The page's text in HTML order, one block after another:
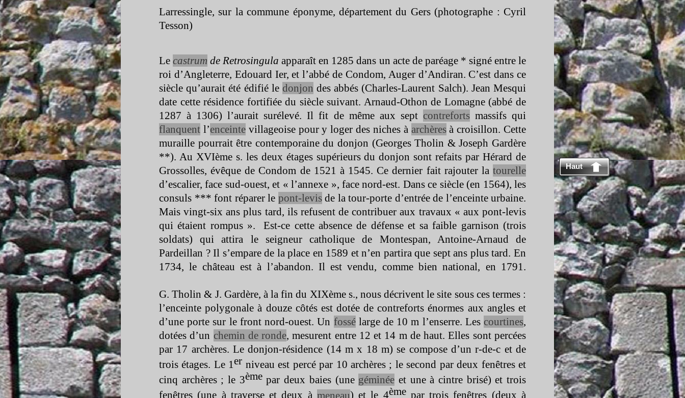
Haut
Larressingle, sur la commune éponyme, département du Gers (photographe : Cyril
Tesson)
Lecastrum de Retrosingula apparaît en 1285 dans un acte de paréage * signé entre le
roi d’Angleterre, Edouard Ier, et l’abbé de Condom, Auger d’Andiran. C’est dans ce
siècle qu’aurait été édifié le donjon des abbés (Charles-Laurent Salch). Jean Mesqui
date cette résidence fortifiée du siècle suivant. Arnaud-Othon de Lomagne (abbé de
1287 à 1306) l’aurait surélevé. Il fit de même aux sept contrefortsmassifs qui
flanquent l’enceintevillageoise pour y loger des niches à archèresà croisillon. Cette
muraille pourrait être contemporaine du donjon (Georges Tholin & Joseph Gardère
**). Au XVIème s. les deux étages supérieurs du donjon sont refaits par Hérard de
Grossolles, évêque de Condom de 1521 à 1545. Ce dernier fait rajouter la tourelle
d’escalier, face sud-ouest, et « l’annexe », face nord-est. Dans ce siècle (en 1564), les
consuls *** font réparer le pont-levisde la tour-porte d’entrée de l’enceinte urbaine.
Mais vingt-six ans plus tard, ils refusent de contribuer aux travaux « aux pont-levis
qui étaient rompus ». Est-ce cette absence de défense et sa faible garnison (trois
soldats) qui attira le seigneur catholique de Montespan, Antoine-Arnaud de
Pardeillan ? Il s’empare de la place en 1589 et n’en partira que sept ans plus tard. En
1734, le château est à l’abandon. Il est vendu, comme bien national, en 1791.
G. Tholin & J. Gardère, à la fin du XIXème s., nous décrivent le site sous ces termes :
l’enceinte polygonale à douze côtés est dotée de contreforts énormes aux angles et
d’une porte sur le front nord-ouest. Un fossélarge de 10 m l’enserre. Les courtines,
dotées d’un chemin de ronde, mesurent entre 12 et 14 m de haut. Elles sont percées
par 17 archères. Le donjon-résidence (14 m x 18 m) se compose d’un r-de-c et de
trois étages. Le 1er niveau est percé par 10 archères ; le second par deux fenêtres et
cinq archères ; le 3èmepar deux baies (une géminée et une à cintre brisé) et trois
fenêtres (une à traverse et deux à meneau) et le 4èmepar trois fenêtres (deux à